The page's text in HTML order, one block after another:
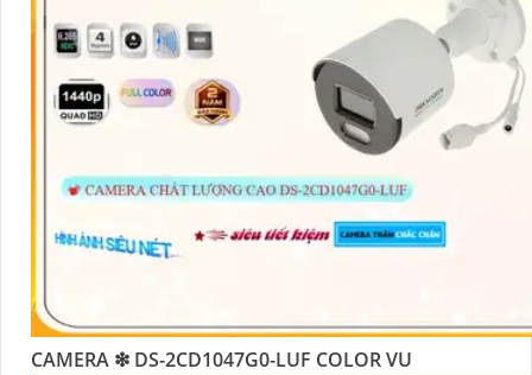
CAMERA ❇ DS-2CD1047G0-LUF COLOR VU